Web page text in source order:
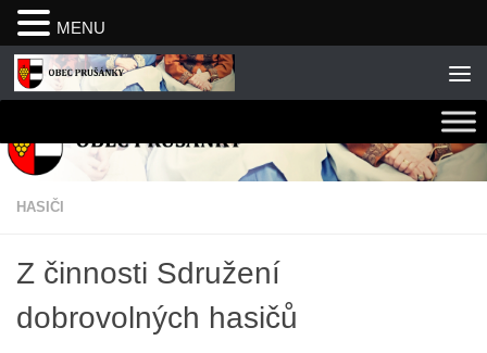
Skip to content
HASIČI
Z činnosti Sdružení
dobrovolných hasičů
MENU